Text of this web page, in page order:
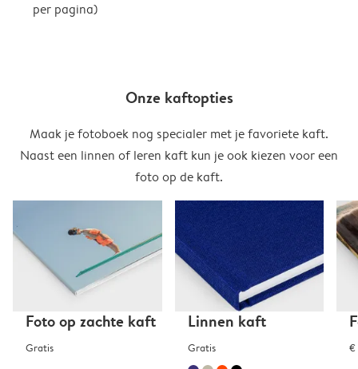
per pagina)
Onze kaftopties
Maak je fotoboek nog specialer met je favoriete kaft.
Naast een linnen of leren kaft kun je ook kiezen voor een
foto op de kaft.
Foto op zachte kaft
Gratis
Linnen kaft
Gratis €